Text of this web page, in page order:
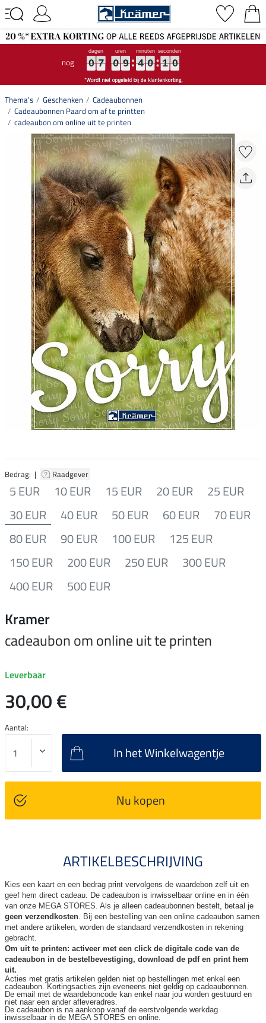
nog 0
0
0
0 7
7
7
7 0
0
0
0 9
9
9
9 4
4
4
4 0
0
0
0 0
1
0
1 9
0
9
0
Thema's Geschenken
Cadeaubonnen
Cadeaubonnen Paard om af te printten
cadeaubon om online uit te printen
Bedrag: | Raadgever
5 EUR 10 EUR 15 EUR 20 EUR
25 EUR
30 EUR
40 EUR 50 EUR 60 EUR
70 EUR
80 EUR
90 EUR 100 EUR
125 EUR
150 EUR
200 EUR 250 EUR
300 EUR
400 EUR
500 EUR
Kramer
cadeaubon om online uit te printen
Leverbaar
30,00 €
Aantal:
In het Winkelwagentje
Nu kopen
ARTIKELBESCHRIJVING
Kies een kaart en een bedrag print vervolgens de waardebon zelf uit en
geef hem direct cadeau. De cadeaubon is inwisselbaar online en in één
van onze MEGA STORES. Als je alleen cadeaubonnen bestelt, betaal je
geen verzendkosten. Bij een bestelling van een online cadeaubon samen
met andere artikelen, worden de standaard verzendkosten in rekening
gebracht.
Om uit te printen: activeer met een click de digitale code van de
cadeaubon in de bestelbevestiging, download de pdf en print hem
uit.
Acties met gratis artikelen gelden niet op bestellingen met enkel een
cadeaubon. Kortingsacties zijn eveneens niet geldig op cadeaubonnen.
De email met de waardeboncode kan enkel naar jou worden gestuurd en
niet naar een ander afleveradres.
De cadeaubon is na aankoop vanaf de eerstvolgende werkdag
inwisselbaar in de MEGA STORES en online.